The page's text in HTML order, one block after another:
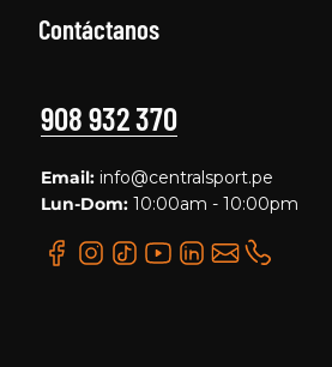
Contáctanos
908 932 370
Email: info@centralsport.pe
Lun-Dom: 10:00am - 10:00pm